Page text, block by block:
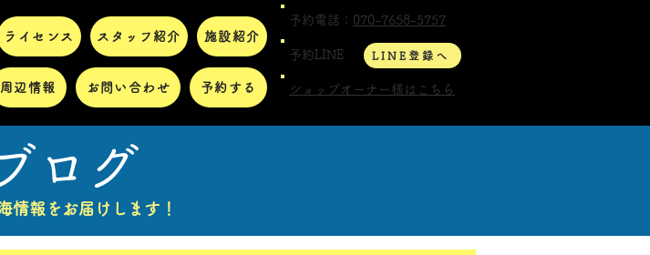
ライセンス スタッフ紹介 施設紹介
周辺情報 お問い合わせ 予約する
予約電話： 070-7658-5757
予約LINE LINE登録へ
ショップオーナー様はこちら
ログ
情報をお届けします！